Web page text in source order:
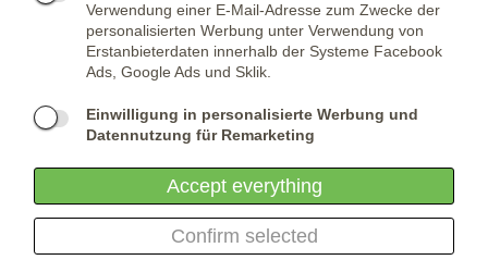
Verwendung einer E-Mail-Adresse zum Zwecke der
personalisierten Werbung unter Verwendung von
Erstanbieterdaten innerhalb der Systeme Facebook
Ads, Google Ads und Sklik.
Einwilligung in personalisierte Werbung und
Datennutzung für Remarketing
Confirm selected
Accept everything
FIRMENSITZ:
ARMYSHOP.CZ, s.r.o
549 31 Velké Poříčí
Česká republika